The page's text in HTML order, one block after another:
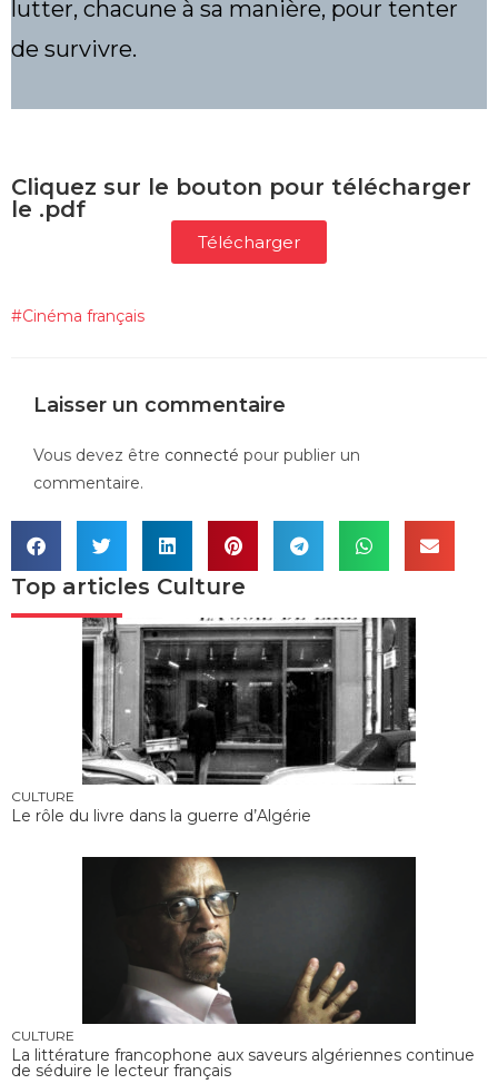
lutter, chacune à sa manière, pour tenter
de survivre.
Cliquez sur le bouton pour télécharger
le .pdf
Télécharger
#Cinéma français
Laisser un commentaire
Vous devez être connecté pour publier un
commentaire.
Top articles Culture
CULTURE
Le rôle du livre dans la guerre d’Algérie
CULTURE
La littérature francophone aux saveurs algériennes continue
de séduire le lecteur français